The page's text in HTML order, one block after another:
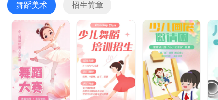
舞蹈美术 招生简章